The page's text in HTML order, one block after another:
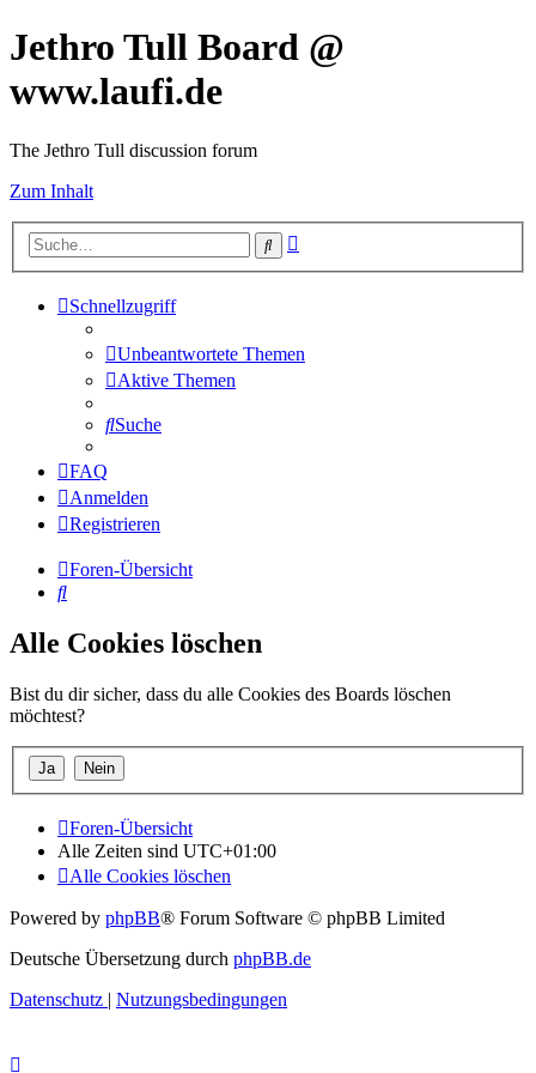
Jethro Tull Board @
www.laufi.de
The Jethro Tull discussion forum
Zum Inhalt
Suche
Schnellzugriff
Unbeantwortete Themen
Aktive Themen
Suche
FAQ
Anmelden
Registrieren
Foren-Übersicht
Suche
Alle Cookies löschen
Bist du dir sicher, dass du alle Cookies des Boards löschen
möchtest?
Foren-Übersicht
Alle Zeiten sind UTC+01:00
Alle Cookies löschen
Powered by phpBB® Forum Software © phpBB Limited
Deutsche Übersetzung durch phpBB.de
Datenschutz | Nutzungsbedingungen